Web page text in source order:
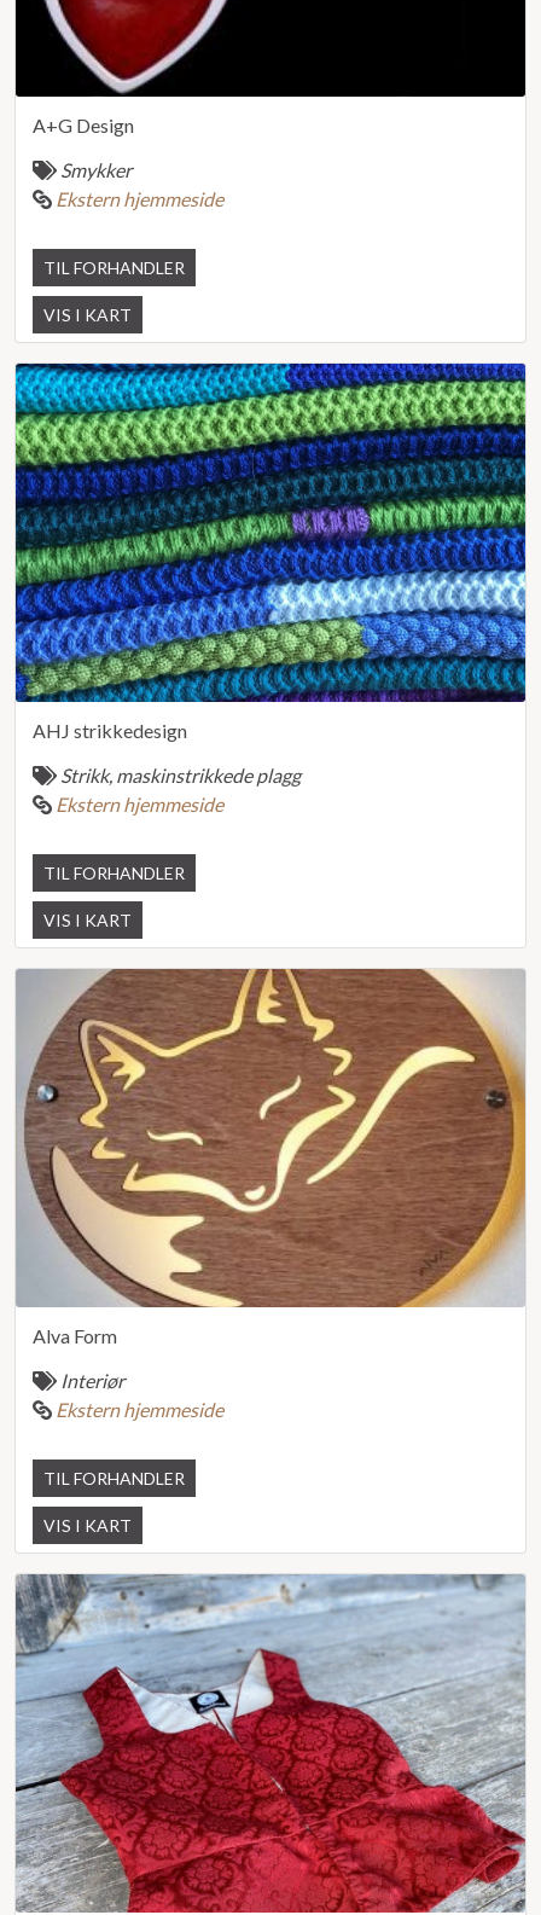
A+G Design
Smykker
Ekstern hjemmeside
TIL FORHANDLER
VIS I KART
AHJ strikkedesign
Strikk, maskinstrikkede plagg
Ekstern hjemmeside
TIL FORHANDLER
VIS I KART
Alva Form
Interiør
Ekstern hjemmeside
TIL FORHANDLER
VIS I KART